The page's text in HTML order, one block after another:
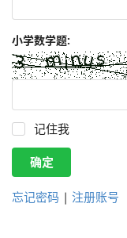
小学数学题:
记住我
确定
忘记密码 | 注册账号